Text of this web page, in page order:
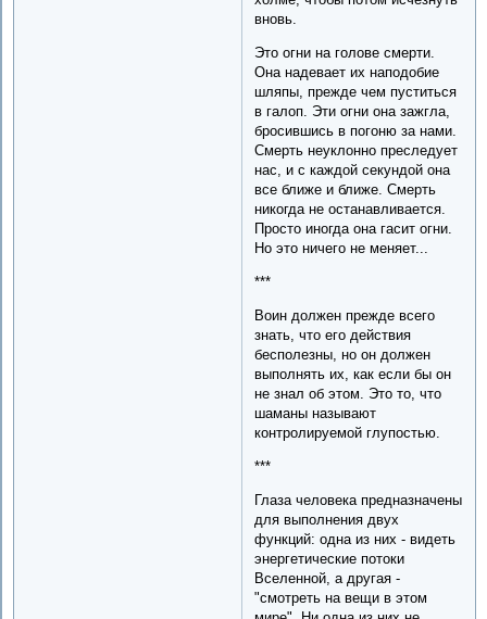
вновь.
Это огни на голове смерти.
Она надевает их наподобие
шляпы, прежде чем пуститься
в галоп. Эти огни она зажгла,
бросившись в погоню за нами.
Смерть неуклонно преследует
нас, и с каждой секундой она
все ближе и ближе. Смерть
никогда не останавливается.
Просто иногда она гасит огни.
Но это ничего не меняет...
***
Воин должен прежде всего
знать, что его действия
бесполезны, но он должен
выполнять их, как если бы он
не знал об этом. Это то, что
шаманы называют
контролируемой глупостью.
***
Глаза человека предназначены
для выполнения двух
функций: одна из них - видеть
энергетические потоки
Вселенной, а другая -
"смотреть на вещи в этом